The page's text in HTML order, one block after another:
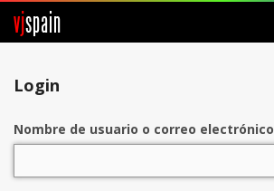
vjspain
Login
Nombre de usuario o correo electrónico